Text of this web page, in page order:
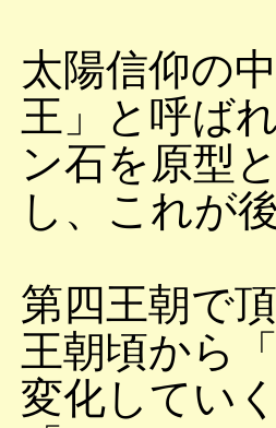
太陽信仰の
王」と呼ば
ン石を原型
し、これが
第四王朝で
王朝頃から
変化していく